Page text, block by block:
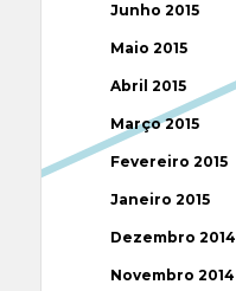
Junho 2015
Maio 2015
Abril 2015
Março 2015
Fevereiro 2015
Janeiro 2015
Dezembro 2014
Novembro 2014